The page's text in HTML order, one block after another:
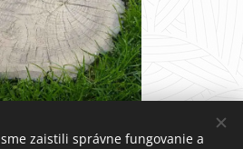
zaistili správne fungovanie a